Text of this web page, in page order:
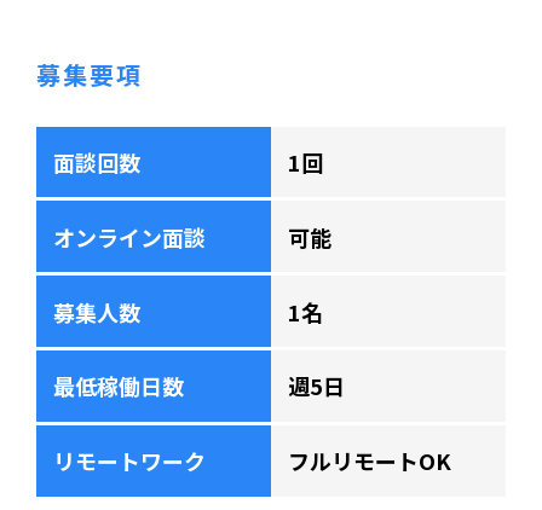
募集要項
面談回数 1回
オンライン面談 可能
募集人数 1名
最低稼働日数 週5日
リモートワーク フルリモートOK